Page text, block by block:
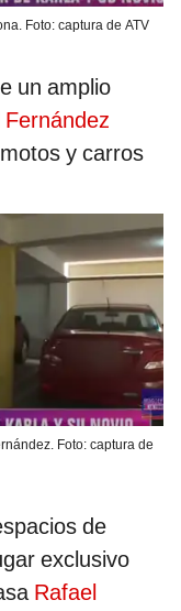
Foto: captura de ATV
un amplio
Fernández
y carros
Foto: captura de
de
exclusivo
Rafael